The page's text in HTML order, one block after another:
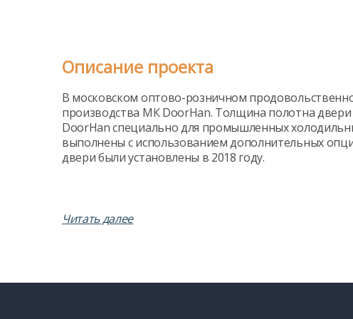
Описание проекта
В московском оптово-розничном
производства МК DoorHan. Толщина полотна
DoorHan специально для промышленных
выполнены с использованием дополнительных
двери были установлены в 2018 году.
Читать далее